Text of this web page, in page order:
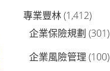
專業豐林(1,412)
企業保險規劃 (301)
企業風險管理 (100)